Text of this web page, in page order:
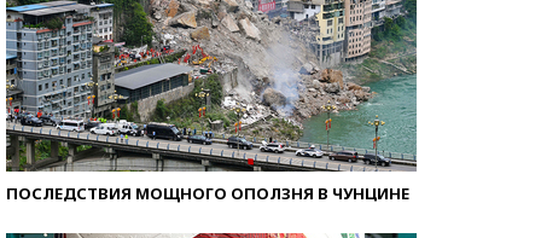
ПОСЛЕДСТВИЯ МОЩНОГО ОПОЛЗНЯ В ЧУНЦИНЕ